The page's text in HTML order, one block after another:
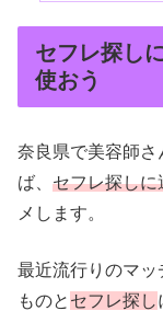
セフレ探し
使おう
奈良県で美容師
ば、 セフレ探しに
メします。
最近流行りのマッ
ものと セフレ探し